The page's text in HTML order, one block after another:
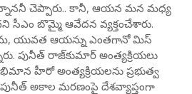
చెప్పారు.. కానీ, ఆయన మన మధ్య
సీఎం బొమ్మై ఆవేదన వ్యక్తంచేశారు.
యువత ఆయన్ను ఎంతగానో మిస్
పునీత్‌ రాజ్‌కుమార్‌ అంత్యక్రియలు
హీరో అంత్యక్రియలను ప్రభుత్వ
అకాల మరణంపై దేశవ్యాప్తంగా